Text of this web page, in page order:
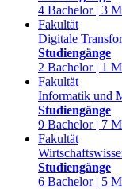
4 Bachelor | 3
Fakultät
Digitale
Studiengänge
2 Bachelor | 1
Fakultät
Informatik und
Studiengänge
9 Bachelor | 7
Fakultät
Studiengänge
6 Bachelor | 5